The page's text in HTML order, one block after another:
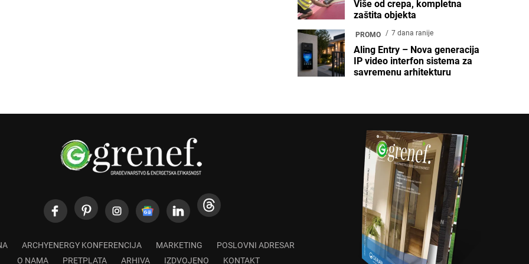
Više od crepa, kompletna
zaštita objekta
PROMO 7 dana ranije
Aling Entry – Nova generacija
IP video interfon sistema za
savremenu arhitekturu
ARCHYENERGY KONFERENCIJA MARKETING
POSLOVNI ADRESAR
O NAMA
PRETPLATA ARHIVA IZDVOJENO KONTAKT